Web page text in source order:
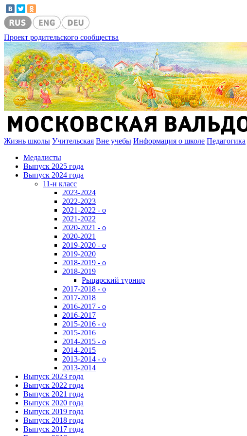
Проект родительского сообщества
Жизнь школы Учительская Вне учебы Информация о школе Педагогика
Медалисты
Выпуск 2025 года
Выпуск 2024 года
11-н класс
2023-2024
2022-2023
2021-2022 - о
2021-2022
2020-2021 - о
2020-2021
2019-2020 - о
2019-2020
2018-2019 - о
2018-2019
Рыцарский турнир
2017-2018 - о
2017-2018
2016-2017 - о
2016-2017
2015-2016 - о
2015-2016
2014-2015 - о
2014-2015
2013-2014 - о
2013-2014
Выпуск 2023 года
Выпуск 2022 года
Выпуск 2021 года
Выпуск 2020 года
Выпуск 2019 года
Выпуск 2018 года
Выпуск 2017 года